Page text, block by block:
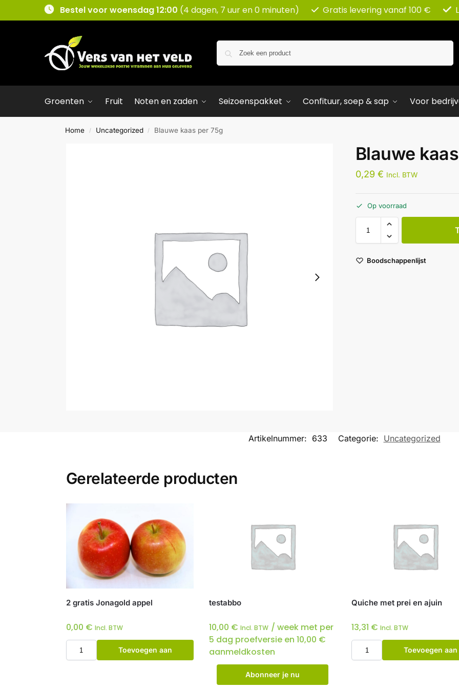
Bestel voor woensdag 12:00 (4 dagen, 7 uur en 0 minuten) Gratis levering vanaf 100 €
Groenten Fruit Noten en zaden Seizoenspakket Confituur, soep & sap Voor
Home / Uncategorized / Blauwe kaas per 75g
Blauwe
0,29 € Incl. BTW
Op voorraad
Boodschappenlijst
Artikelnummer: 633 Categorie: Uncategorized
Gerelateerde producten
2 gratis Jonagold appel
0,00 € Incl. BTW
Toevoegen aan
testabbo
10,00 € Incl. BTW / week met per
5 dag proefversie en 10,00 €
aanmeldkosten
Abonneer je nu
Quiche met prei en ajuin
13,31 € Incl. BTW
Toevoegen aan